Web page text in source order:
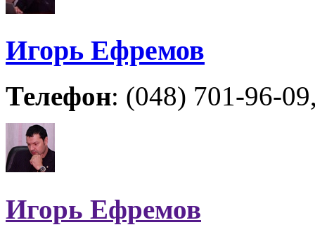
Игорь Ефремов
Телефон: (048) 701-96-
Игорь Ефремов